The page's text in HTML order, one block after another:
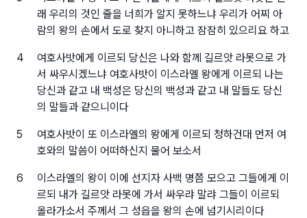
래 우리의 것인 줄을 너희가 알지 못하느냐 우리가 어찌 아
람의 왕의 손에서 도로 찾지 아니하고 잠잠히 있으리요 하고
4
여호사밧에게 이르되 당신은 나와 함께 길르앗 라못으로 가
서 싸우시겠느냐 여호사밧이 이스라엘 왕에게 이르되 나는
당신과 같고 내 백성은 당신의 백성과 같고 내 말들도 당신
의 말들과 같으니이다
5
여호사밧이 또 이스라엘의 왕에게 이르되 청하건대 먼저 여
호와의 말씀이 어떠하신지 물어 보소서
6
이스라엘의 왕이 이에 선지자 사백 명쯤 모으고 그들에게 이
르되 내가 길르앗 라못에 가서 싸우랴 말랴 그들이 이르되
올라가소서 주께서 그 성읍을 왕의 손에 넘기시리이다